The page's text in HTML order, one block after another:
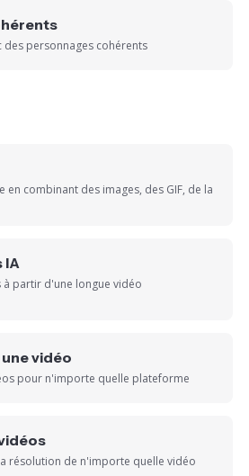
des personnages cohérents
en combinant des images, des GIF, de la
IA
à partir d'une longue vidéo
vidéo
pour n'importe quelle plateforme
résolution de n'importe quelle vidéo